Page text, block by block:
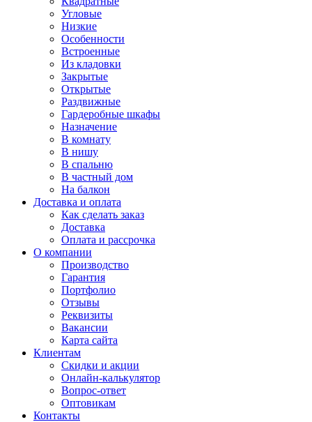
Угловые
Низкие
Особенности
Встроенные
Из кладовки
Закрытые
Открытые
Раздвижные
Гардеробные шкафы
Назначение
В комнату
В нишу
В спальню
В частный дом
На балкон
Доставка и оплата
Как сделать заказ
Доставка
Оплата и рассрочка
О компании
Производство
Гарантия
Портфолио
Отзывы
Реквизиты
Вакансии
Карта сайта
Клиентам
Скидки и акции
Онлайн-калькулятор
Вопрос-ответ
Оптовикам
Контакты